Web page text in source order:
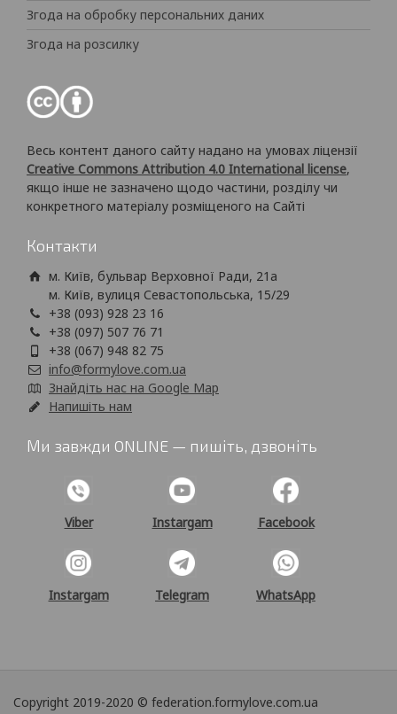
Згода на обробку персональних даних
Згода на розсилку
Весь контент даного сайту надано на умовах ліцензії
Creative Commons Attribution 4.0 International license,
якщо інше не зазначено щодо частини, розділу чи
конкретного матеріалу розміщеного на Сайті
Контакти
м. Київ, бульвар Верховної Ради, 21а
м. Київ, вулиця Севастопольська, 15/29
+38 (093) 928 23 16
+38 (097) 507 76 71
+38 (067) 948 82 75
info@formylove.com.ua
Знайдіть нас на Google Map
Напишіть нам
Ми завжди ONLINE — пишіть, дзвоніть
Viber Instargam Facebook
Instargam Telegram WhatsApp
Copyright 2019-2020 © federation.formylove.com.ua